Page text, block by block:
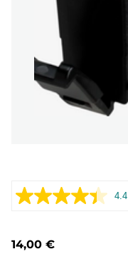
4.4
14,00 €